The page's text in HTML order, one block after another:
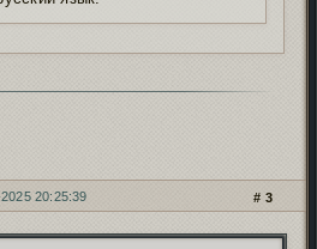
3
20:25:39